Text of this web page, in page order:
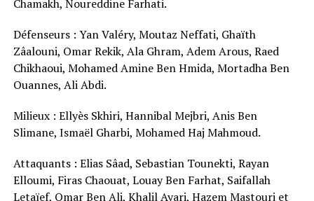
Chamakh, Noureddine Farhati.
Défenseurs : Yan Valéry, Moutaz Neffati, Ghaïth
Zâalouni, Omar Rekik, Ala Ghram, Adem Arous, Raed
Chikhaoui, Mohamed Amine Ben Hmida, Mortadha Ben
Ouannes, Ali Abdi.
Milieux : Ellyès Skhiri, Hannibal Mejbri, Anis Ben
Slimane, Ismaël Gharbi, Mohamed Haj Mahmoud.
Attaquants : Elias Sâad, Sebastian Tounekti, Rayan
Elloumi, Firas Chaouat, Louay Ben Farhat, Saifallah
Letaïef, Omar Ben Ali, Khalil Ayari, Hazem Mastouri et